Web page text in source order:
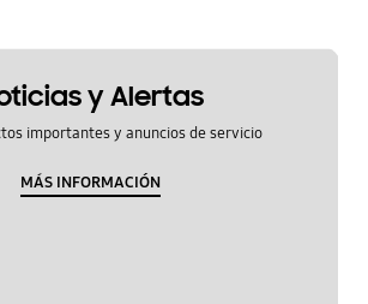
y Alertas
importantes y anuncios de servicio
MÁS INFORMACIÓN